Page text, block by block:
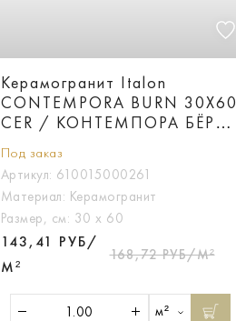
Керамогранит Italon
CONTEMPORA BURN 30X60
CER / КОНТЕМПОРА БЁРН
Под заказ
Артикул: 610015000261
Материал: Керамогранит
Размер, см: 30 х 60
143,41 РУБ/
М²
168,72 РУБ/М²
м²